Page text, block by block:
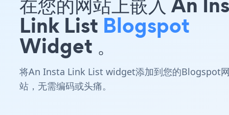
Link List Blogspot
Widget 。
将An Insta Link List widget添加到您的Blogspot
站，无需编码或头痛。